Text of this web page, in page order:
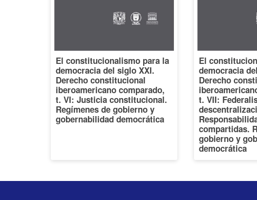
El constitucionalismo para la
democracia del siglo XXI.
Derecho constitucional
iberoamericano comparado,
t. VI: Justicia constitucional.
Regímenes de gobierno y
gobernabilidad democrática
El
democracia
Derecho
t. VII:
compartidas.
gobierno y
democrática